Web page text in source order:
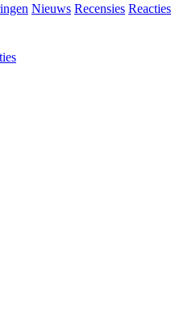
Nieuws Recensies Reacties